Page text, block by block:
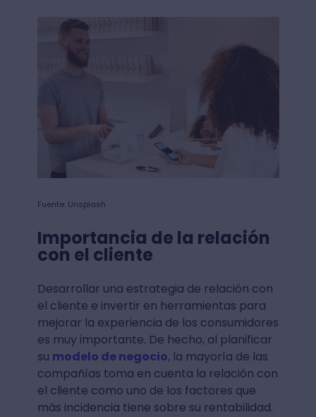
Fuente: Unsplash
Importancia de la relación
con el cliente
Desarrollar una estrategia de relación con
el cliente e invertir en herramientas para
mejorar la experiencia de los consumidores
es muy importante. De hecho, al planificar
su modelo de negocio, la mayoría de las
compañías toma en cuenta la relación con
el cliente como uno de los factores que
más incidencia tiene sobre su rentabilidad.